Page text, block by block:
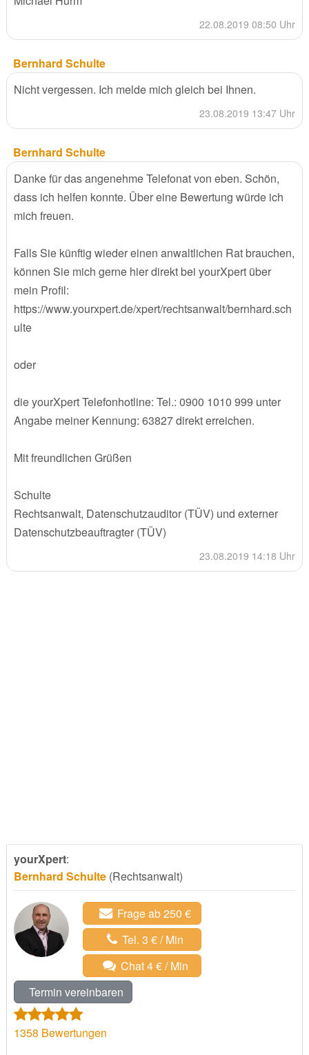
22.08.2019 08:50 Uhr
Bernhard Schulte
Nicht vergessen. Ich melde mich gleich bei Ihnen.
23.08.2019 13:47 Uhr
Bernhard Schulte
Danke für das angenehme Telefonat von eben. Schön,
dass ich helfen konnte. Über eine Bewertung würde ich
mich freuen.
Falls Sie künftig wieder einen anwaltlichen Rat brauchen,
können Sie mich gerne hier direkt bei yourXpert über
mein Profil:
https://www.yourxpert.de/xpert/rechtsanwalt/bernhard.sch
ulte
oder
die yourXpert Telefonhotline: Tel.: 0900 1010 999 unter
Angabe meiner Kennung: 63827 direkt erreichen.
Mit freundlichen Grüßen
Schulte
Rechtsanwalt, Datenschutzauditor (TÜV) und externer
Datenschutzbeauftragter (TÜV)
23.08.2019 14:18 Uhr
yourXpert:
Bernhard Schulte(Rechtsanwalt)
Frage ab 250 €
Tel. 3 € / Min
Chat 4 € / Min
Termin vereinbaren
1358 Bewertungen